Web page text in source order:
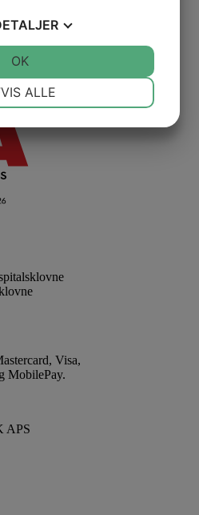
Visa,
MobilePay.
APS
ALLE
OK